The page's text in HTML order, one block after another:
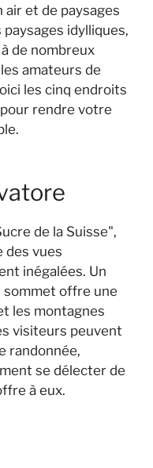
et de paysages
idylliques,
de nombreux
amateurs de
les cinq endroits
rendre votre
de la Suisse",
des vues
inégalées. Un
sommet offre une
les montagnes
visiteurs peuvent
randonnée,
se délecter de
à eux.